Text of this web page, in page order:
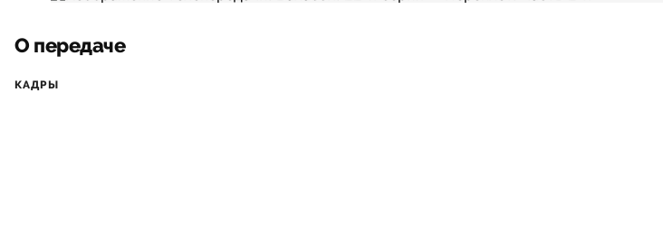
О передаче
КАДРЫ